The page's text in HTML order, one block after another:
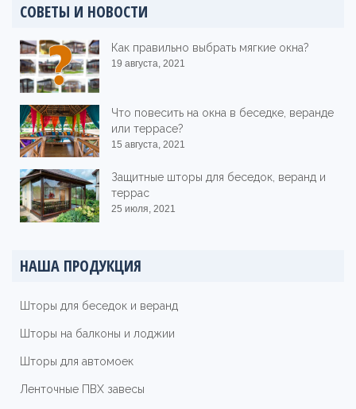
СОВЕТЫ И НОВОСТИ
Как правильно выбрать мягкие окна?
19 августа, 2021
Что повесить на окна в беседке, веранде
или террасе?
15 августа, 2021
Защитные шторы для беседок, веранд и
террас
25 июля, 2021
НАША ПРОДУКЦИЯ
Шторы для беседок и веранд
Шторы на балконы и лоджии
Шторы для автомоек
Ленточные ПВХ завесы